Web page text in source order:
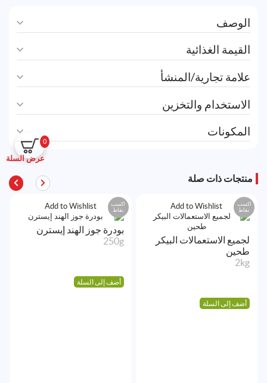
0
عرض السلة
الوصف
القيمة الغذائية
علامة تجارية/المنشأ
الاستخدام والتخزين
المكونات
منتجات ذات صلة
Add to Wishlist
اكسب
نقاط
لجميع الاستعمالات البيكر
طحين
2kg
أضف إلى السلة
Add to Wishlist
اكسب
نقاط
بودرة جوز الهند إيسترن
250g
أضف إلى السلة